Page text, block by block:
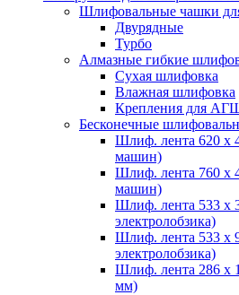
Шлифовальные чашки
Двурядные
Турбо
Алмазные гибкие
Cухая шлифовка
Влажная шлифовка
Крепления для
Бесконечные
Шлиф. лента 620 х
машин)
Шлиф. лента 760 х
машин)
Шлиф. лента 533 х
электролобзика)
Шлиф. лента 533 х
электролобзика)
Шлиф. лента 286 х
мм)